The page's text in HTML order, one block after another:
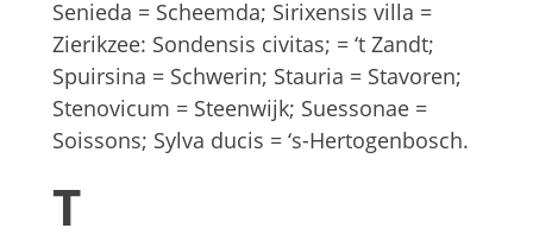
Senieda = Scheemda; Sirixensis villa =
Zierikzee: Sondensis civitas; = ‘t Zandt;
Spuirsina = Schwerin; Stauria = Stavoren;
Stenovicum = Steenwijk; Suessonae =
Soissons; Sylva ducis = ‘s-Hertogenbosch.
T